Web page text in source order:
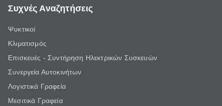
Συχνές Αναζητήσεις
Ψυκτικοί
Κλιματισμός
Επισκευές - Συντήρηση Ηλεκτρικών Συσκευών
Συνεργεία Αυτοκινήτων
Λογιστικά Γραφεία
Μεσιτικά Γραφεία